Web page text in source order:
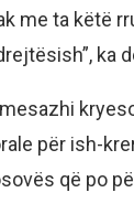
me ta këtë
ka
për ish-
që po